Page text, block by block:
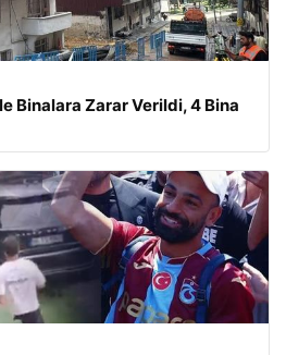
Binalara Zarar Verildi, 4 Bina